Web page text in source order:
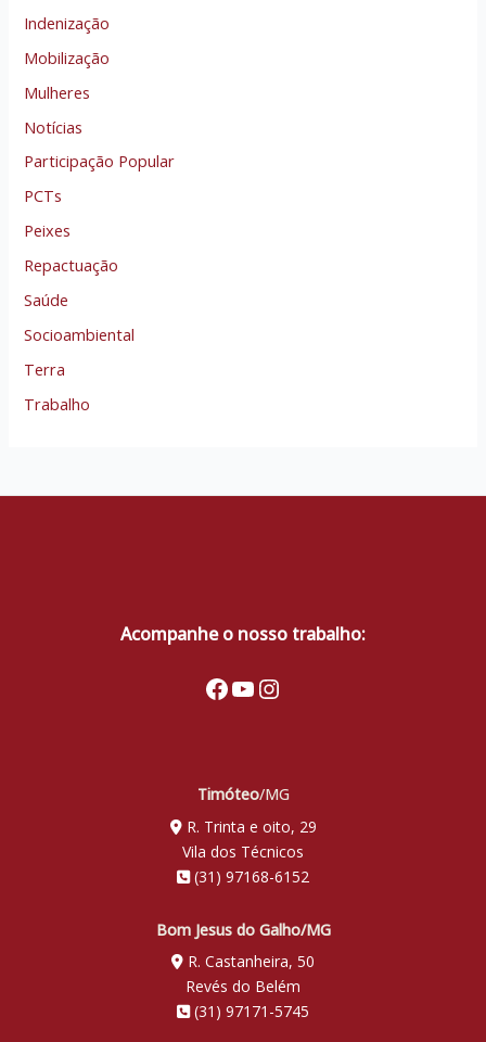
Indenização
Mobilização
Mulheres
Notícias
Participação Popular
PCTs
Peixes
Repactuação
Saúde
Socioambiental
Terra
Trabalho
Acompanhe o nosso trabalho:
Facebook
Youtube
Instagram
Timóteo/MG
R. Trinta e oito, 29
Vila dos Técnicos
(31) 97168-6152
Bom Jesus do Galho/MG
R. Castanheira, 50
Revés do Belém
(31) 97171-5745